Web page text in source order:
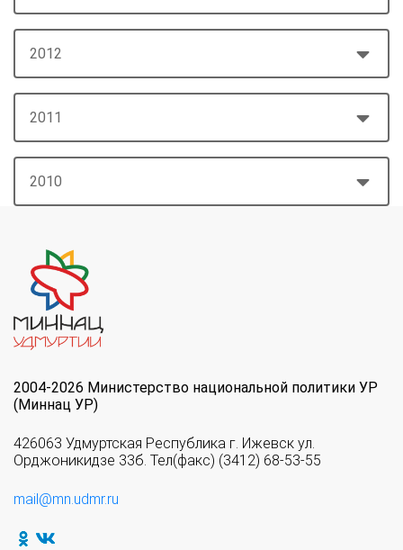
2012
2011
2010
2004-2026 Министерство национальной политики УР
(Миннац УР)
426063 Удмуртская Республика г. Ижевск ул.
Орджоникидзе 33б. Тел(факс) (3412) 68-53-55
mail@mn.udmr.ru